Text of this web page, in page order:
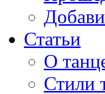
Статьи
О
Стили